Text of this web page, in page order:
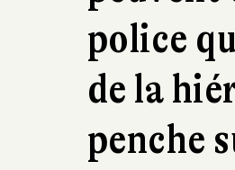
police
de la
penche